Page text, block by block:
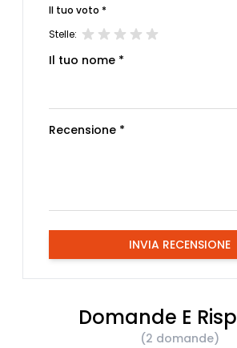
Il tuo voto *
Stelle:
Il tuo nome *
Recensione *
INVIA RECENSIONE
Domande E
(2 domande)